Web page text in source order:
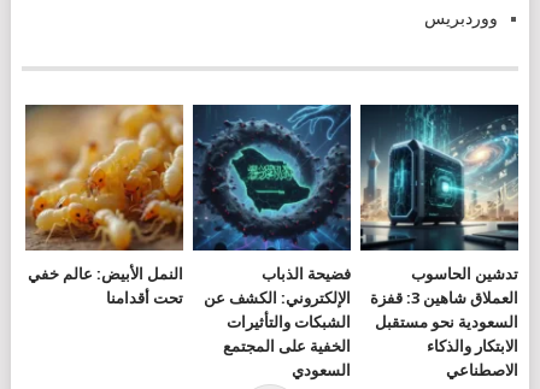
ووردبريس
تدشين الحاسوب
العملاق شاهين 3: قفزة
السعودية نحو مستقبل
الابتكار والذكاء
الاصطناعي
فضيحة الذباب
الإلكتروني: الكشف عن
الشبكات والتأثيرات
الخفية على المجتمع
السعودي
النمل الأبيض: عالم خفي
تحت أقدامنا